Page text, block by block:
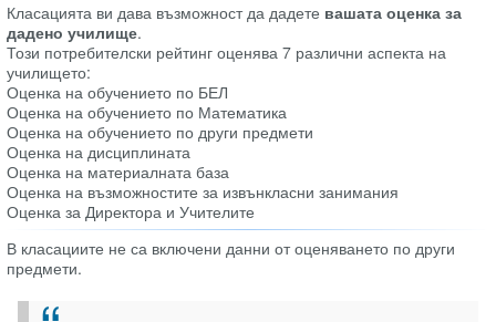
Класацията ви дава възможност да дадете вашата оценка за
дадено училище.
Този потребителски рейтинг оценява 7 различни аспекта на
училището:
Оценка на обучението по БЕЛ
Оценка на обучението по Математика
Оценка на обучението по други предмети
Оценка на дисциплината
Оценка на материалната база
Оценка на възможностите за извънкласни занимания
Оценка за Директора и Учителите
В класациите не са включени данни от оценяването по други
предмети.